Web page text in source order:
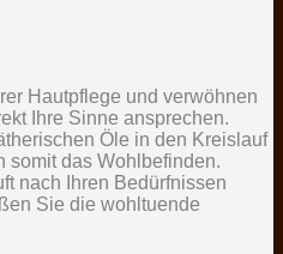
Hautpflege und verwöhnen
Ihre Sinne ansprechen.
Öle in den Kreislauf
somit das Wohlbefinden.
nach Ihren Bedürfnissen
Sie die wohltuende